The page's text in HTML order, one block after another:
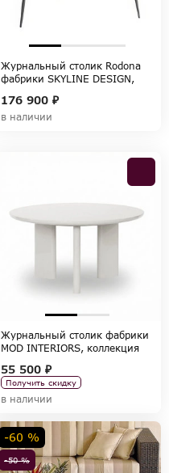
Журнальный столик Rodona
фабрики SKYLINE DESIGN,
176 900 ₽
в наличии
Журнальный столик фабрики
MOD INTERIORS, коллекция
55 500 ₽
Получить скидку
в наличии
-50 %
-60 %